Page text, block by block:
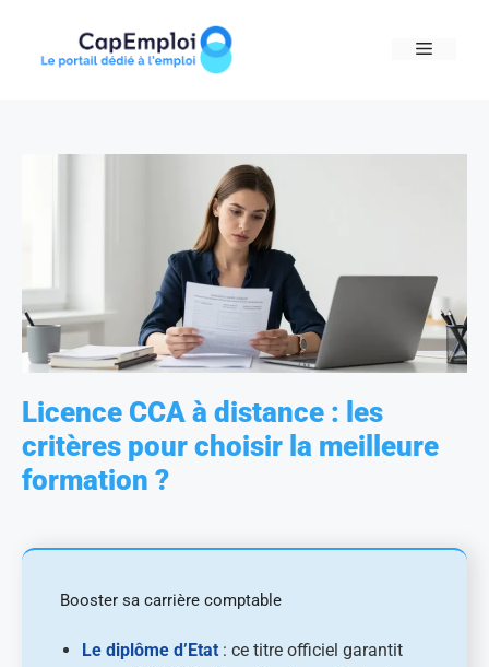
content
MENU
Licence CCA à distance : les
critères pour choisir la meilleure
formation ?
Booster sa carrière comptable
Le diplôme d’Etat : ce titre officiel garantit